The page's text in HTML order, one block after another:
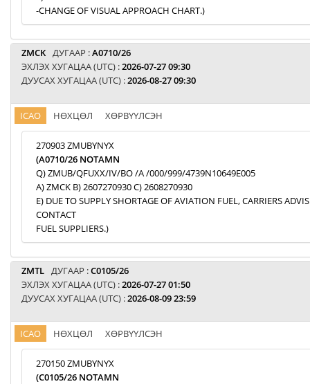
-CHANGE OF VISUAL APPROACH CHART.)
ZMCK ДУГААР :A0710/26
ЭХЛЭХ ХУГАЦАА (UTC) :2026-07-27 09:30
ДУУСАХ ХУГАЦАА (UTC) :2026-08-27 09:30
ICAO НӨХЦӨЛ ХӨРВҮҮЛСЭН
270903 ZMUBYNYX
(A0710/26 NOTAMN
Q) ZMUB/QFUXX/IV/BO /A /000/999/4739N10649E005
A) ZMCK B) 2607270930 C) 2608270930
E) DUE TO SUPPLY SHORTAGE OF AVIATION FUEL, CARRIERS
CONTACT
FUEL SUPPLIERS.)
ZMTL ДУГААР :C0105/26
ЭХЛЭХ ХУГАЦАА (UTC) :2026-07-27 01:50
ДУУСАХ ХУГАЦАА (UTC) :2026-08-09 23:59
ICAO НӨХЦӨЛ ХӨРВҮҮЛСЭН
270150 ZMUBYNYX
(C0105/26 NOTAMN